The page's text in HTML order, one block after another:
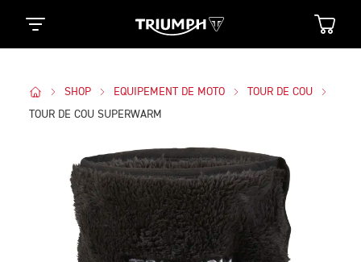
SHOP EQUIPEMENT DE MOTO
TOUR DE COU
TOUR DE COU SUPERWARM